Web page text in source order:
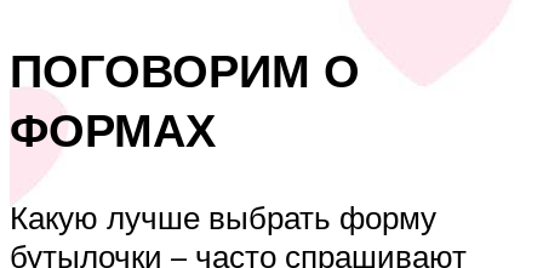
ПОГОВОРИМ О
ФОРМАХ
Какую лучше выбрать форму
бутылочки – часто спрашивают